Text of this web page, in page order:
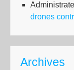
drones
Archives